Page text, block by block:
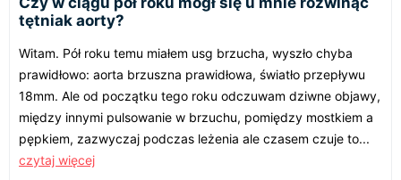
tętniak aorty?
Witam. Pół roku temu miałem usg brzucha, wyszło chyba
prawidłowo: aorta brzuszna prawidłowa, światło przepływu
18mm. Ale od początku tego roku odczuwam dziwne objawy,
między innymi pulsowanie w brzuchu, pomiędzy mostkiem a
pępkiem, zazwyczaj podczas leżenia ale czasem czuje to...
czytaj więcej